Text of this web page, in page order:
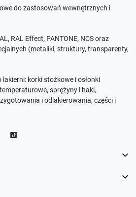
do zastosowań wewnętrznych i
RAL Effect, PANTONE, NCS oraz
(metaliki, struktury, transparenty,
korki stożkowe i osłonki
sprężyny i haki,
i odlakierowania, części i

